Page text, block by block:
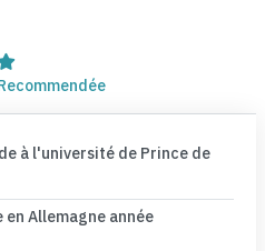
à l'université de Prince de
Allemagne année